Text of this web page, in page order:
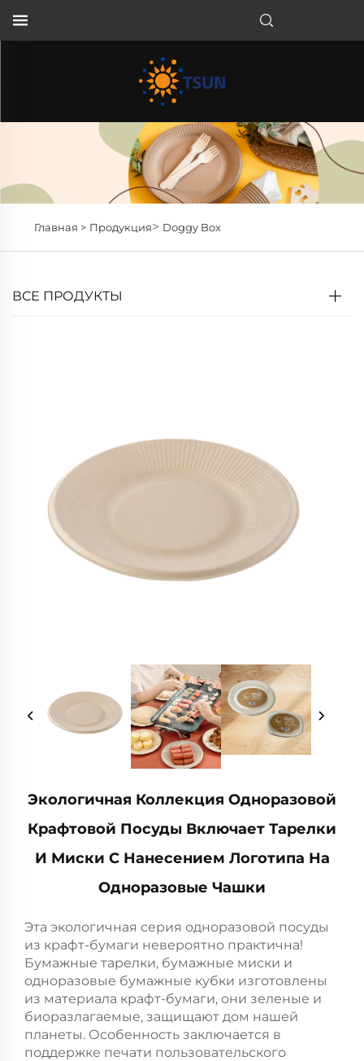
Главная > Продукция> Doggy Box
ВСЕ ПРОДУКТЫ
Экологичная Коллекция Одноразовой
Крафтовой Посуды Включает Тарелки
И Миски С Нанесением Логотипа На
Одноразовые Чашки
Эта экологичная серия одноразовой посуды
из крафт-бумаги невероятно практична!
Бумажные тарелки, бумажные миски и
одноразовые бумажные кубки изготовлены
из материала крафт-бумаги, они зеленые и
биоразлагаемые, защищают дом нашей
планеты. Особенность заключается в
поддержке печати пользовательского